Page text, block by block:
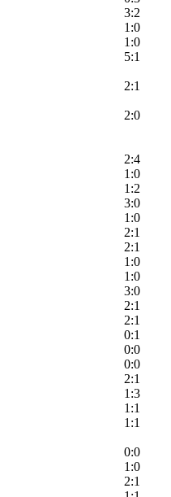
3:2
1:0
1:0
5:1
2:1
2:0
2:4
1:0
1:2
3:0
1:0
2:1
2:1
1:0
1:0
3:0
2:1
2:1
0:1
0:0
0:0
2:1
1:3
1:1
1:1
0:0
1:0
2:1